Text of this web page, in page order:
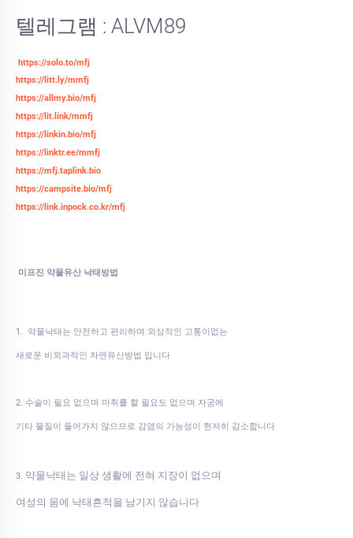
텔레그램 : ALVM89
https://solo.to/mfj
https://litt.ly/mmfj
https://allmy.bio/mfj
https://lit.link/mmfj
https://linkin.bio/mfj
https://linktr.ee/mmfj
https://mfj.taplink.bio
https://campsite.bio/mfj
https://link.inpock.co.kr/mfj
미프진 약물유산 낙태방법
1. 약물낙태는 안전하고 편리하며 외상적인 고통이없는
새로운 비외과적인 자연유산방법 입니다
2. 수술이 필요 없으며 마취를 할 필요도 없으며 자궁에
기타 물질이 들어가지 않으므로 감염의 가능성이 현저히 감소합니다
3. 약물낙태는 일상 생활에 전혀 지장이 없으며
여성의 몸에 낙태흔적을 남기지 않습니다